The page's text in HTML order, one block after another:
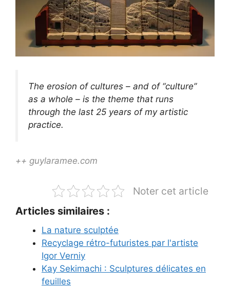
The erosion of cultures – and of “culture”
as a whole – is the theme that runs
through the last 25 years of my artistic
practice.
++ guylaramee.com
Noter cet article
Articles similaires :
La nature sculptée
Recyclage rétro-futuristes par l'artiste
Igor Verniy
Kay Sekimachi : Sculptures délicates en
feuilles